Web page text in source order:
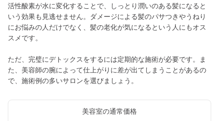
活性酸素が水に変化することで、しっとり潤いのある髪になると
いう効果も見逃せません。ダメージによる髪のパサつきやうねり
にお悩みの人だけでなく、髪の老化が気になるという人にもオス
スメです。
ただ、完璧にデトックスをするには定期的な施術が必要です。ま
た、美容師の腕によって仕上がりに差が出てしまうことがあるの
で、施術例の多いサロンを選びましょう。
美容室の通常価格